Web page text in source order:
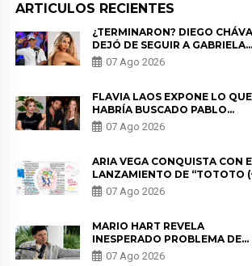
ARTICULOS RECIENTES
¿TERMINARON? DIEGO
DEJÓ DE SEGUIR A GABRIELA
HERRERA Y ANUNCIA SU
DE PÓDCAST
07 Ago 2026
FLAVIA LAOS EXPONE LO QUE
HABRÍA BUSCADO PABLO
HEREDIA CON ALE FULLER:
DE LAS PARTES QUERÍA EL
07 Ago 2026
ARIA VEGA CONQUISTA CON
LANZAMIENTO DE “TOTOTO
07 Ago 2026
MARIO HART REVELA
INESPERADO PROBLEMA DE
SALUD ANTES DE SEPARARSE
07 Ago 2026